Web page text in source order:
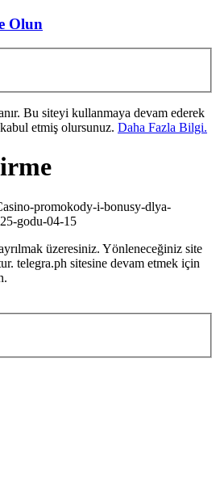
Olun
Bu siteyi kullanmaya devam ederek
kabul etmiş olursunuz. Daha Fazla Bilgi.
promokody-i-bonusy-dlya-
godu-04-15
üzeresiniz. Yönleneceğiniz site
telegra.ph sitesine devam etmek için